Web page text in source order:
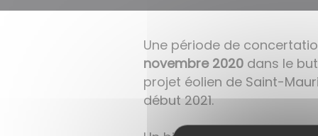
Une période de
novembre 2020dans le but
projet éolien de Saint-
début 2021.